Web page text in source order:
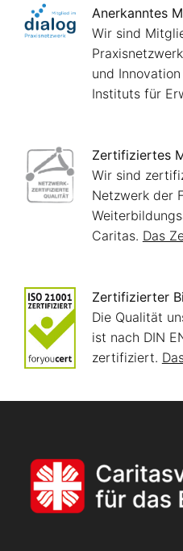
Anerkanntes
Wir sind
und
Instituts für
Zertifiziertes
Wir sind
Netzwerk der
Caritas. Das
Zertifizierter
Die Qualität
ist nach DIN
zertifiziert.